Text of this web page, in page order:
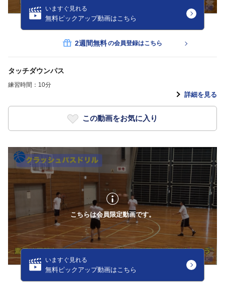
いますぐ見れる
無料ピックアップ動画はこちら
2週間無料の会員登録はこちら
タッチダウンパス
練習時間：10分
詳細を見る
この動画をお気に入り
こちらは会員限定動画です。
いますぐ見れる
無料ピックアップ動画はこちら